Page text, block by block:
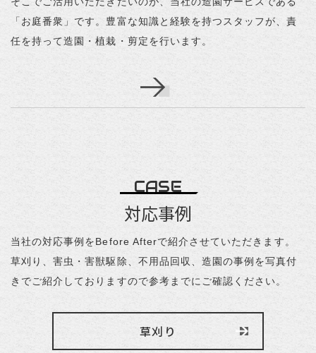
「お庭番衆」です。豊富な知識と経験を持つスタッフが、責
任を持って造園・植栽・剪定を行います。
CASE
対応事例
当社の対応事例をBefore Afterで紹介させていただきます。
草刈り、害虫・害獣駆除、不用品回収、造園の事例を写真付
きでご紹介しておりますので参考までにご確認ください。
草刈り